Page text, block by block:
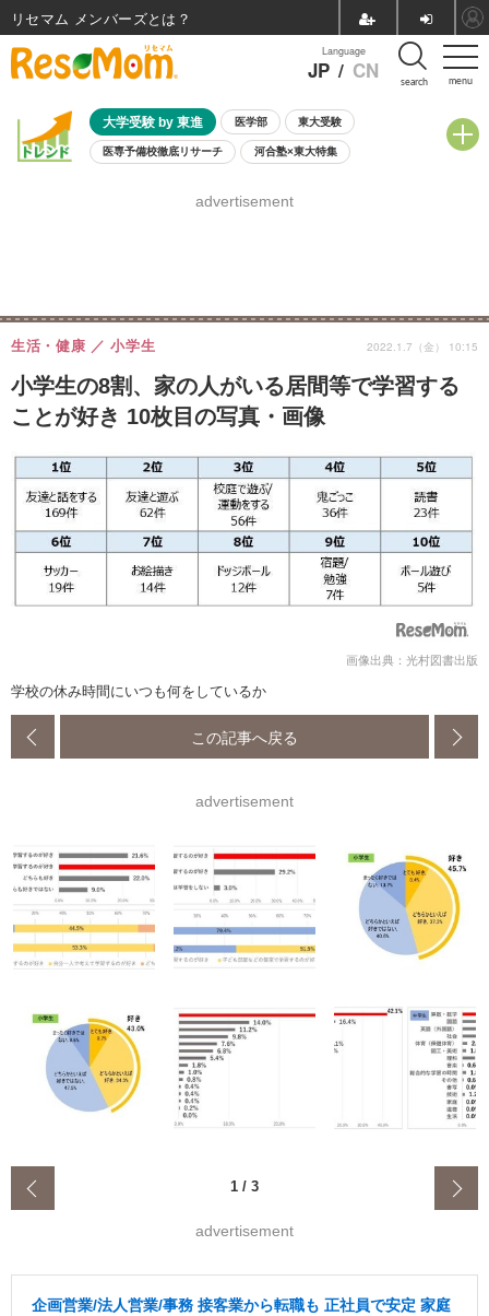
menu
Language
JP / CN search
大学受験 by 東進 医学部 東大受験
医専予備校徹底リサーチ 河合塾×東大特集
8月開催学校説明会・相談会
advertisement
小学生の8割、家の人がいる居間等で学習する
ことが好き 10枚目の写真・画像
生活・健康 小学生 2022.1.7（金） 10:15
画像出典：光村図書出版
学校の休み時間にいつも何をしているか
この記事へ戻る
advertisement
1 / 3
advertisement
企画営業/法人営業/事務 接客業から転職も 正社員で安定 家庭
リセマム メンバーズ